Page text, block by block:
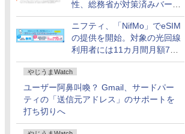
性、総務省が対策済みバージ
ョンへの更新を呼び掛け
ニフティ、「NifMo」でeSIM
の提供を開始。対象の光回線
利用者には11カ月間月額770
円割引のキャンペーン
やじうまWatch
ユーザー阿鼻叫喚？ Gmail、サードパー
ティの「送信元アドレス」のサポートを
打ち切りへ